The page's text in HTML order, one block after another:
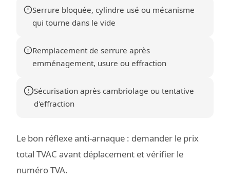
Serrure bloquée, cylindre usé ou mécanisme
qui tourne dans le vide
Remplacement de serrure après
emménagement, usure ou effraction
Sécurisation après cambriolage ou tentative
d'effraction
Le bon réflexe anti-arnaque : demander le prix
total TVAC avant déplacement et vérifier le
numéro TVA.